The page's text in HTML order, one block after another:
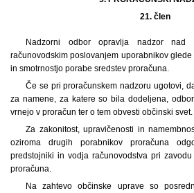
21. člen
Nadzorni odbor opravlja nadzor nad
računovodskim poslovanjem uporabnikov
in smotrnostjo porabe sredstev proračuna.
Če se pri proračunskem nadzoru ugotovi,
za namene, za katere so bila dodeljena,
vrnejo v proračun ter o tem obvesti občinski svet.
Za zakonitost, upravičenosti in
oziroma drugih porabnikov proračuna
predstojniki in vodja računovodstva pri
proračuna.
Na zahtevo občinske uprave so